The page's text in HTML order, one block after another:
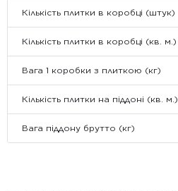
Кількість плитки в коробці (штук)
Кількість плитки в коробці (кв. м.)
Вага 1 коробки з плиткою (кг)
Кількість плитки на піддоні (кв. м.)
Вага піддону брутто (кг)